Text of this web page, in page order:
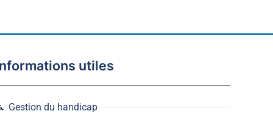
utiles
Gestion du handicap